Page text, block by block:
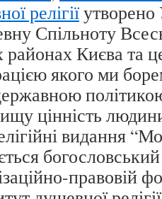
релігіїутворено
Спільноту
районах Києва та
якого ми
цінність
видання
правовій